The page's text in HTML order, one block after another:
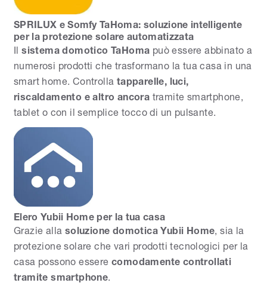
SPRILUX e Somfy TaHoma: soluzione intelligente
per la protezione solare automatizzata
Ilsistema domotico TaHoma può essere abbinato a
numerosi prodotti che trasformano la tua casa in una
smart home. Controlla tapparelle, luci,
riscaldamento e altro ancora tramite smartphone,
tablet o con il semplice tocco di un pulsante.
Elero Yubii Home per la tua casa
Grazie alla soluzione domotica Yubii Home, sia la
protezione solare che vari prodotti tecnologici per la
casa possono essere comodamente controllati
tramite smartphone.